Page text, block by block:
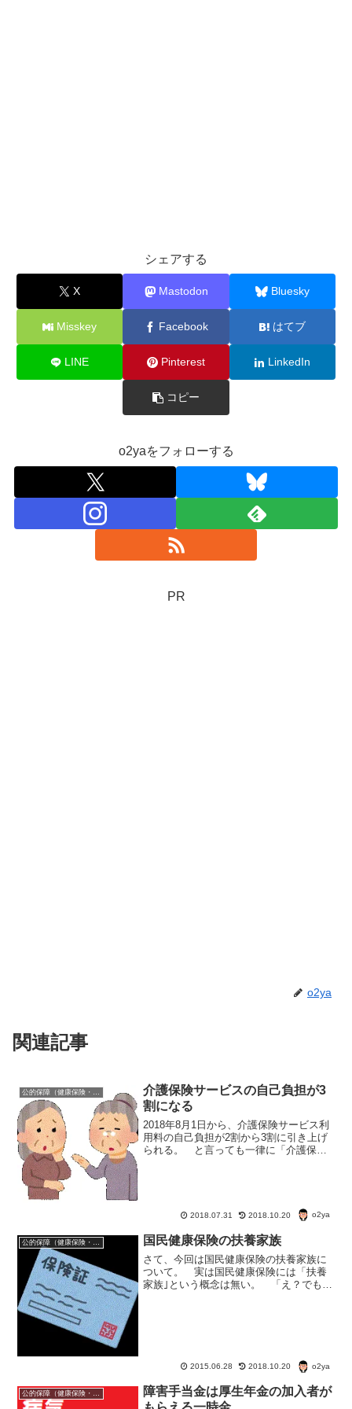
シェアする
X Mastodon Bluesky
Misskey Facebook はてブ
LINE Pinterest LinkedIn
コピー
o2yaをフォローする
PR
o2ya
関連記事
公的保障（健康保険・年金・雇用保険・生活保護・災害時の補償）
介護保険サービスの自己負担が3
割になる
2018年8月1日から、介護保険サービス利
用料の自己負担が2割から3割に引き上げ
られる。 と言っても一律に「介護保険
2018.07.31 2018.10.20 o2ya
国民健康保険の扶養家族
さて、今回は国民健康保険の扶養家族に
ついて。 実は国民健康保険には「扶養
家族｣という概念は無い。 「え？でも私
2015.06.28 2018.10.20 o2ya
公的保障（健康保険・年金・雇用保険・生活保護・災害時の補償）
障害手当金は厚生年金の加入者が